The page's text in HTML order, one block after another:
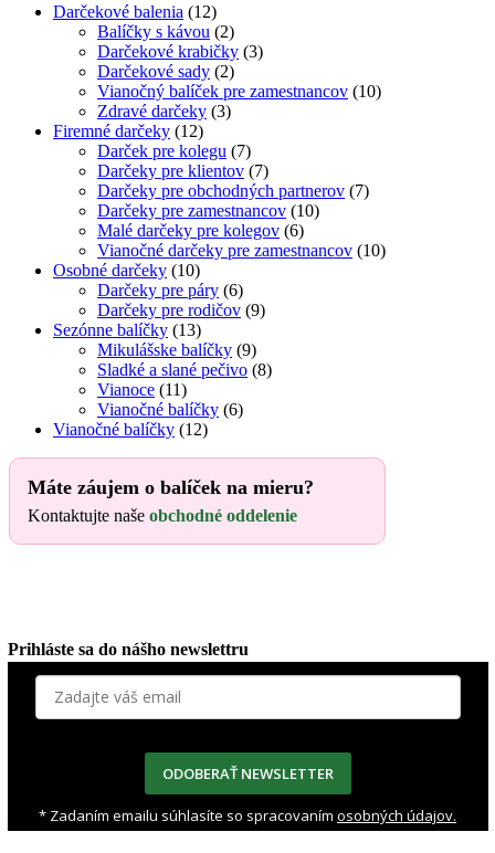
Darčekové balenia (12)
Balíčky s kávou (2)
Darčekové krabičky (3)
Darčekové sady (2)
Vianočný balíček pre zamestnancov (10)
Zdravé darčeky (3)
Firemné darčeky (12)
Darček pre kolegu (7)
Darčeky pre klientov (7)
Darčeky pre obchodných partnerov (7)
Darčeky pre zamestnancov (10)
Malé darčeky pre kolegov (6)
Vianočné darčeky pre zamestnancov (10)
Osobné darčeky (10)
Darčeky pre páry (6)
Darčeky pre rodičov (9)
Sezónne balíčky (13)
Mikulášske balíčky (9)
Sladké a slané pečivo (8)
Vianoce (11)
Vianočné balíčky (6)
Vianočné balíčky (12)
Máte záujem o balíček na mieru?
Kontaktujte naše obchodné oddelenie
Prihláste sa do nášho newslettru
ODOBERAŤ NEWSLETTER
* Zadaním emailu súhlasíte so spracovaním osobných údajov.